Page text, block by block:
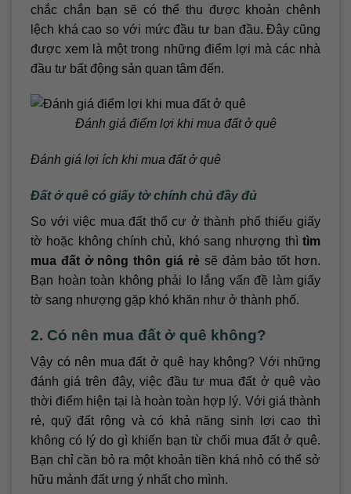
chắc chắn bạn sẽ có thể thu được khoản chênh
lệch khá cao so với mức đầu tư ban đầu. Đây cũng
được xem là một trong những điểm lợi mà các nhà
đầu tư bất động sản quan tâm đến.
Đánh giá điểm lợi khi mua đất ở quê
Đánh giá lợi ích khi mua đất ở quê
Đất ở quê có giấy tờ chính chủ đầy đủ
So với việc mua đất thổ cư ở thành phố thiếu giấy
tờ hoặc không chính chủ, khó sang nhượng thì tìm
mua đất ở nông thôn giá rẻsẽ đảm bảo tốt hơn.
Bạn hoàn toàn không phải lo lắng vấn đề làm giấy
tờ sang nhượng gặp khó khăn như ở thành phố.
2. Có nên mua đất ở quê không?
Vậy có nên mua đất ở quê hay không? Với những
đánh giá trên đây, việc đầu tư mua đất ở quê vào
thời điểm hiện tại là hoàn toàn hợp lý. Với giá thành
rẻ, quỹ đất rộng và có khả năng sinh lợi cao thì
không có lý do gì khiến bạn từ chối mua đất ở quê.
Bạn chỉ cần bỏ ra một khoản tiền khá nhỏ có thể sở
hữu mảnh đất ưng ý nhất cho mình.